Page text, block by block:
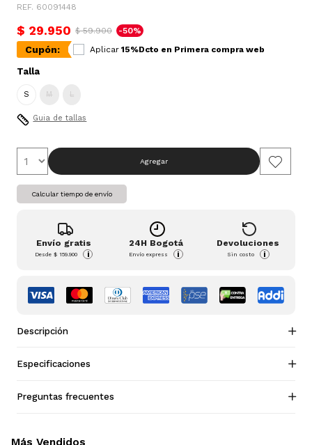
REF. 60091448
$ 29.950 $ 59.900 -50%
Cupón: Aplicar 15%Dcto en Primera compra web
Talla
S M L
Guia de tallas
Agregar
Calcular tiempo de envío
Envío gratis
Desde$ 159.900 i
24H Bogotá
Envío express i
Devoluciones
Sin costo i
Descripción
Especificaciones
Preguntas frecuentes
Más Vendidos